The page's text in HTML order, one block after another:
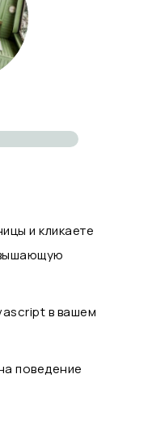
и кликаете
в вашем
поведение